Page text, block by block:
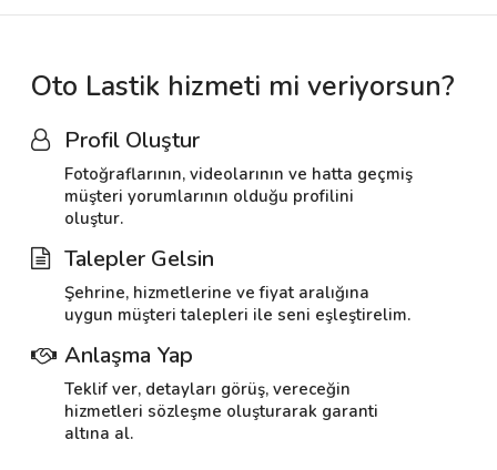
Oto Lastik hizmeti mi veriyorsun?
Profil Oluştur
Fotoğraflarının, videolarının ve hatta geçmiş
müşteri yorumlarının olduğu profilini
oluştur.
Talepler Gelsin
Şehrine, hizmetlerine ve fiyat aralığına
uygun müşteri talepleri ile seni eşleştirelim.
Anlaşma Yap
Teklif ver, detayları görüş, vereceğin
hizmetleri sözleşme oluşturarak garanti
altına al.